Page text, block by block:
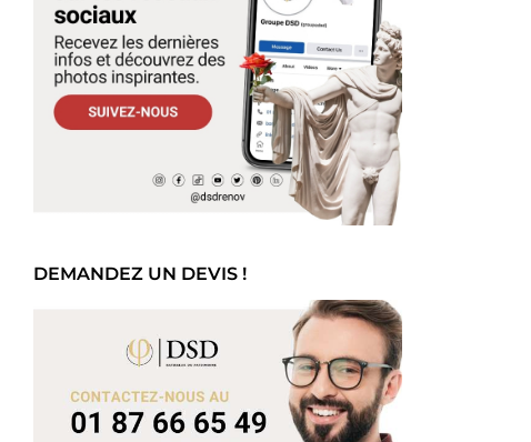
DEMANDEZ UN DEVIS !